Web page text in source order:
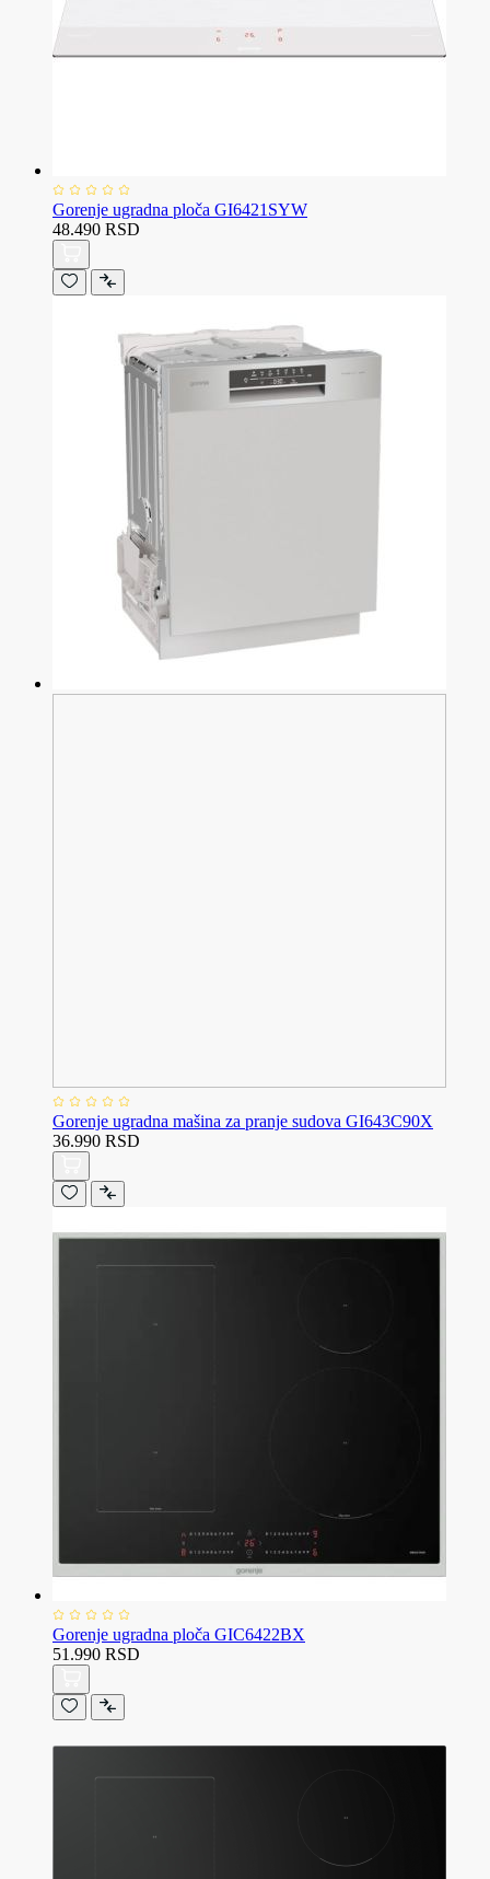
Gorenje ugradna ploča GI6421SYW
48.490 RSD
Gorenje ugradna mašina za pranje sudova GI643C90X
36.990 RSD
Gorenje ugradna ploča GIC6422BX
51.990 RSD